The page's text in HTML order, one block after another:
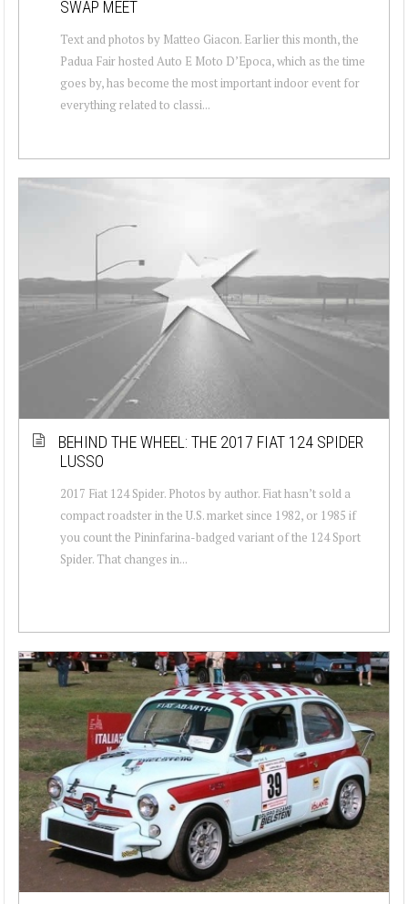
SWAP MEET
Text and photos by Matteo Giacon. Earlier this month, the
Padua Fair hosted Auto E Moto D’Epoca, which as the time
goes by, has become the most important indoor event for
everything related to classi...
BEHIND THE WHEEL: THE 2017 FIAT 124 SPIDER
LUSSO
2017 Fiat 124 Spider. Photos by author. Fiat hasn’t sold a
compact roadster in the U.S. market since 1982, or 1985 if
you count the Pininfarina-badged variant of the 124 Sport
Spider. That changes in...